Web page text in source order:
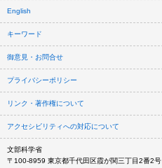
English
キーワード
御意見・お問合せ
プライバシーポリシー
リンク・著作権について
アクセシビリティへの対応について
文部科学省
〒100-8959 東京都千代田区霞が関三丁目2番2号